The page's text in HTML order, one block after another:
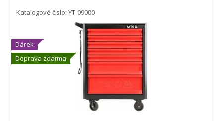
Dárek
Doprava zdarma
Katalogové číslo: YT-09000